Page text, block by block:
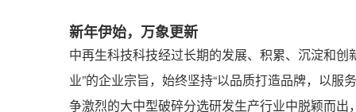
新年伊始，万象更新
中再生科技科技经过长期的发展、积累、沉淀和
业”的企业宗旨，始终坚持“以品质打造品牌，以
争激烈的大中型破碎分选研发生产行业中脱颖而